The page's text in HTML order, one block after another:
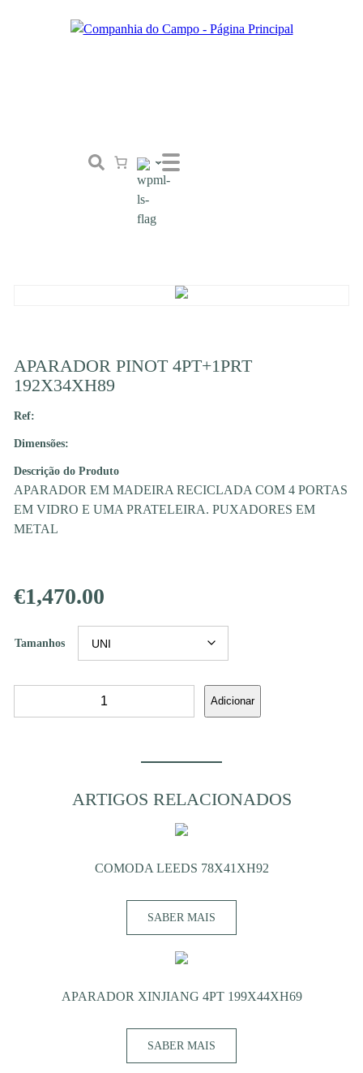
APARADOR PINOT 4PT+1PRT
192X34XH89
Ref:
Dimensões:
Descrição do Produto
APARADOR EM MADEIRA RECICLADA COM 4 PORTAS
EM VIDRO E UMA PRATELEIRA. PUXADORES EM
METAL
€1,470.00
Tamanhos
Adicionar
ARTIGOS RELACIONADOS
COMODA LEEDS 78X41XH92
SABER MAIS
APARADOR XINJIANG 4PT 199X44XH69
SABER MAIS